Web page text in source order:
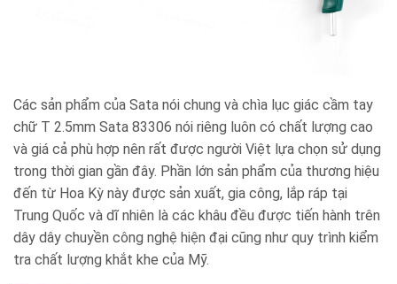
Các sản phẩm của Sata nói chung và chìa lục giác cầm tay
chữ T 2.5mm Sata 83306 nói riêng luôn có chất lượng cao
và giá cả phù hợp nên rất được người Việt lựa chọn sử dụng
trong thời gian gần đây. Phần lớn sản phẩm của thương hiệu
đến từ Hoa Kỳ này được sản xuất, gia công, lắp ráp tại
Trung Quốc và dĩ nhiên là các khâu đều được tiến hành trên
dây dây chuyền công nghệ hiện đại cũng như quy trình kiểm
tra chất lượng khắt khe của Mỹ.